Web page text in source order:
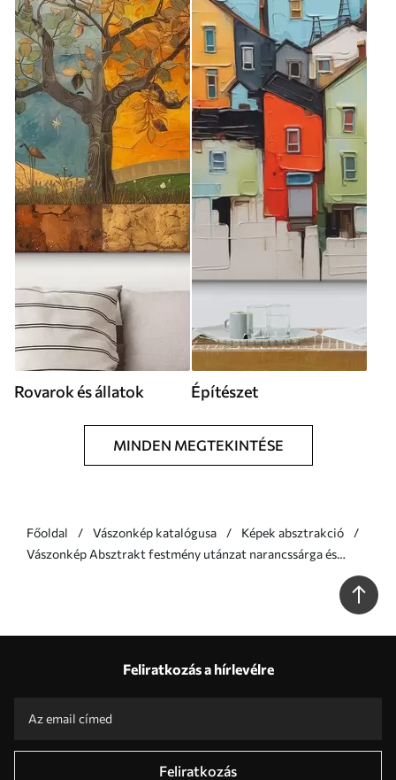
Rovarok és állatok Építészet
MINDEN MEGTEKINTÉSE
Főoldal Vászonkép katalógusa
Képek absztrakció
Vászonkép Absztrakt festmény utánzat narancssárga és
Feliratkozás a hírlevélre
Feliratkozás